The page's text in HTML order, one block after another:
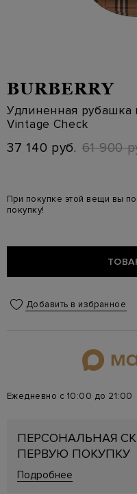
BURBERRY
Удлиненная рубашка
Vintage Check
37 140 руб. 61 900
При покупке этой вещи вы
покупку!
Добавить в избранное
Ежедневно с 10:00 до 21:00
ПЕРСОНАЛЬНАЯ
ПЕРВУЮ ПОКУПКУ
Подробнее